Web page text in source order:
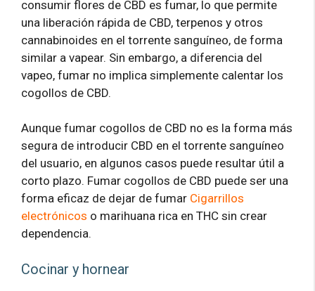
consumir flores de CBD es fumar, lo que permite
una liberación rápida de CBD, terpenos y otros
cannabinoides en el torrente sanguíneo, de forma
similar a vapear. Sin embargo, a diferencia del
vapeo, fumar no implica simplemente calentar los
cogollos de CBD.
Aunque fumar cogollos de CBD no es la forma más
segura de introducir CBD en el torrente sanguíneo
del usuario, en algunos casos puede resultar útil a
corto plazo. Fumar cogollos de CBD puede ser una
forma eficaz de dejar de fumar Cigarrillos
electrónicos o marihuana rica en THC sin crear
dependencia.
Cocinar y hornear